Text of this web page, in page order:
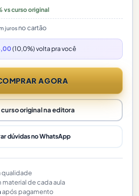
vs curso original
jurosno cartão
(10,0%) volta pra você
AGORA
curso original na editora
dúvidas no WhatsApp
qualidade
de cada aula
após pagamento